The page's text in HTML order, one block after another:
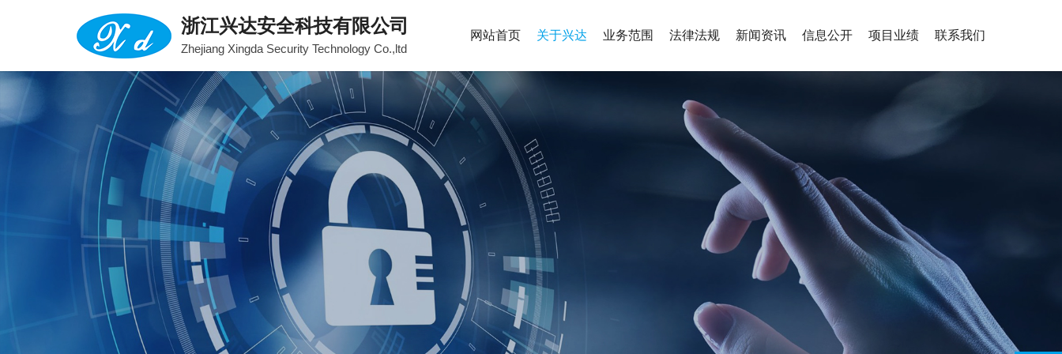
浙江兴达安全科技有限公司
Zhejiang Xingda Security Technology Co.,ltd
网站首页 关于兴达 业务范围 法律法规 新闻资讯 信息公开 项目业绩 联系我们